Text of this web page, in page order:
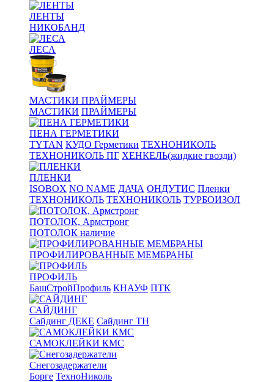
ЛЕНТЫ
НИКОБАНД
ЛЕСА
МАСТИКИ ПРАЙМЕРЫ
МАСТИКИ ПРАЙМЕРЫ
ПЕНА ГЕРМЕТИКИ
TYTAN КУДО Герметики ТЕХНОНИКОЛЬ
ТЕХНОНИКОЛЬ ПГ ХЕНКЕЛЬ(жидкие гвозди)
ПЛЕНКИ
ISOBOX NO NAME ДАЧА ОНДУТИС Пленки
ТЕХНОНИКОЛЬ ТЕХНОНИКОЛЬ ТУРБОИЗОЛ
ПОТОЛОК, Армстронг
ПОТОЛОК наличие
ПРОФИЛИРОВАННЫЕ МЕМБРАНЫ
ПРОФИЛЬ
БашСтройПрофиль КНАУФ ПТК
САЙДИНГ
Сайдинг ДЕКЕ Сайдинг ТН
САМОКЛЕЙКИ КМС
Снегозадержатели
Борге ТехноНиколь